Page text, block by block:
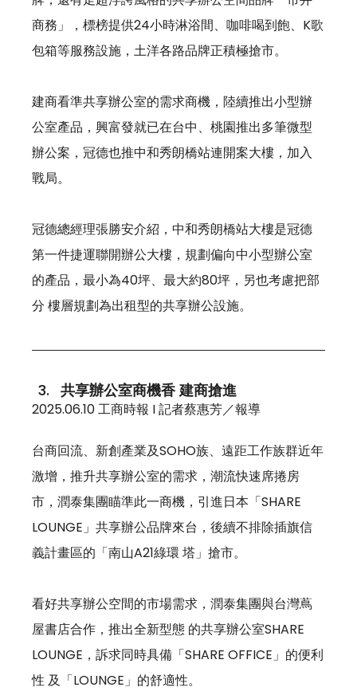
商務」，標榜提供24小時淋浴間、咖啡喝到飽、K歌
包箱等服務設施，土洋各路品牌正積極搶市。
建商看準共享辦公室的需求商機，陸續推出小型辦
公室產品，興富發就已在台中、桃園推出多筆微型
辦公案，冠德也推中和秀朗橋站連開案大樓，加入
戰局。
冠德總經理張勝安介紹，中和秀朗橋站大樓是冠德
第一件捷運聯開辦公大樓，規劃偏向中小型辦公室
的產品，最小為40坪、最大約80坪，另也考慮把部
分 樓層規劃為出租型的共享辦公設施。
共享辦公室商機香 建商搶進
2025.06.10 工商時報 I 記者蔡惠芳／報導
台商回流、新創產業及SOHO族、遠距工作族群近年
激增，推升共享辦公室的需求，潮流快速席捲房
市，潤泰集團瞄準此一商機，引進日本「SHARE
LOUNGE」共享辦公品牌來台，後續不排除插旗信
義計畫區的「南山A21綠環 塔」搶市。
看好共享辦公空間的市場需求，潤泰集團與台灣蔦
屋書店合作，推出全新型態 的共享辦公室SHARE
LOUNGE，訴求同時具備「SHARE OFFICE」的便利
性 及「LOUNGE」的舒適性。